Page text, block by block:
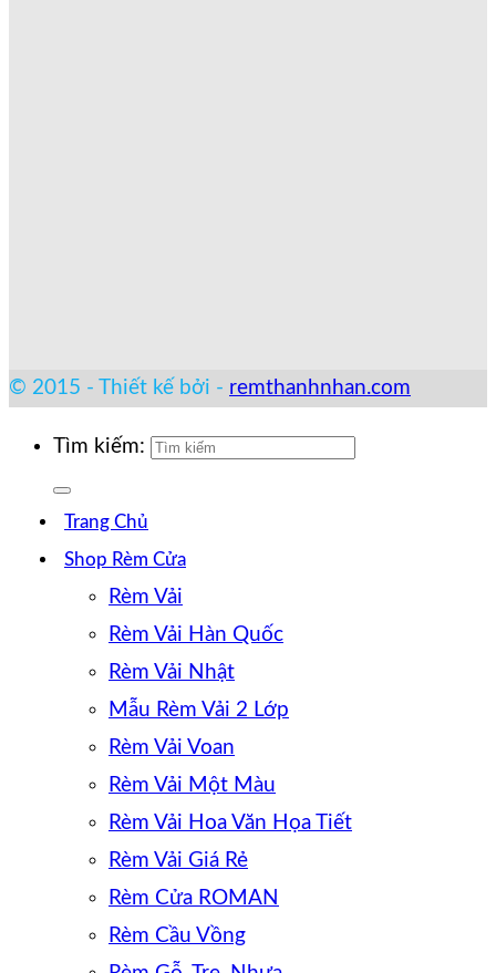
© 2015 - Thiết kế bởi - remthanhnhan.com
Tìm kiếm:
Trang Chủ
Shop Rèm Cửa
Rèm Vải
Rèm Vải Hàn Quốc
Rèm Vải Nhật
Mẫu Rèm Vải 2 Lớp
Rèm Vải Voan
Rèm Vải Một Màu
Rèm Vải Hoa Văn Họa Tiết
Rèm Vải Giá Rẻ
Rèm Cửa ROMAN
Rèm Cầu Vồng